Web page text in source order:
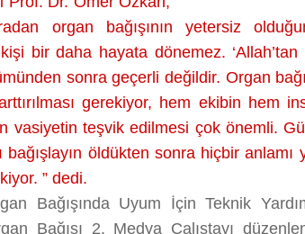
organ bağışının yetersiz
bir daha hayata dönemez. ‘Allah’tan
sonra geçerli değildir. Organ
gerekiyor, hem ekibin hem
vasiyetin teşvik edilmesi çok önemli.
bağışlayın öldükten sonra hiçbir anlamı
” dedi.
Bağışında Uyum İçin Teknik
Bağışı 2. Medya Çalıştayı